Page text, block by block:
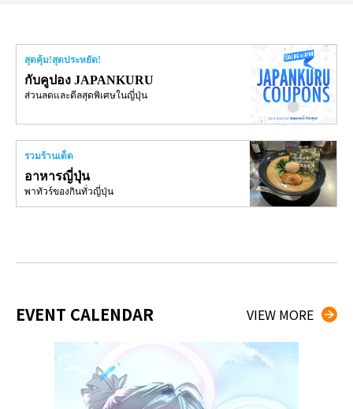
สุดคุ้ม!สุดประหยัด!
กับคูปอง JAPANKURU
ส่วนลดและดีลสุดพิเศษในญี่ปุ่น
รวมร้านเด็ด
อาหารญี่ปุ่น
พาทัวร์ของกินทั่วญี่ปุ่น
EVENT CALENDAR VIEW MORE